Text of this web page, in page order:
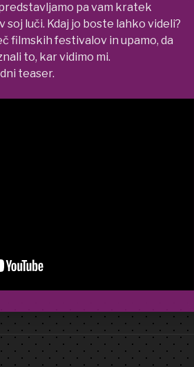
pa vam kratek
soj luči. Kdaj jo boste lahko videli?
filmskih festivalov in upamo, da
to, kar vidimo mi.
teaser.